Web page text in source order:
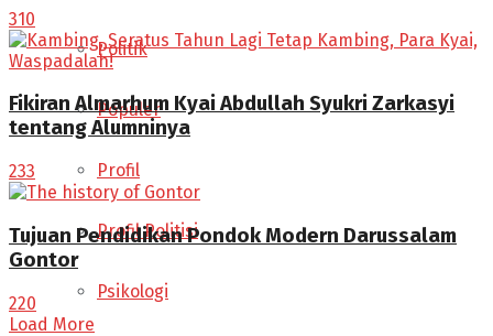
Politik
Populer
Profil
Profil Politisi
Psikologi
310
Fikiran Almarhum Kyai Abdullah Syukri Zarkasyi
tentang Alumninya
233
Tujuan Pendidikan Pondok Modern Darussalam
Gontor
220
Load More